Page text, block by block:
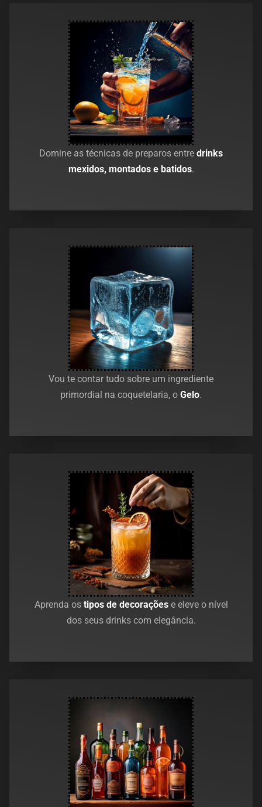
Domine as técnicas de preparos entre drinks
mexidos, montados e batidos.
Vou te contar tudo sobre um ingrediente
primordial na coquetelaria, o Gelo.
Aprenda os tipos de decoraçõese eleve o nível
dos seus drinks com elegância.